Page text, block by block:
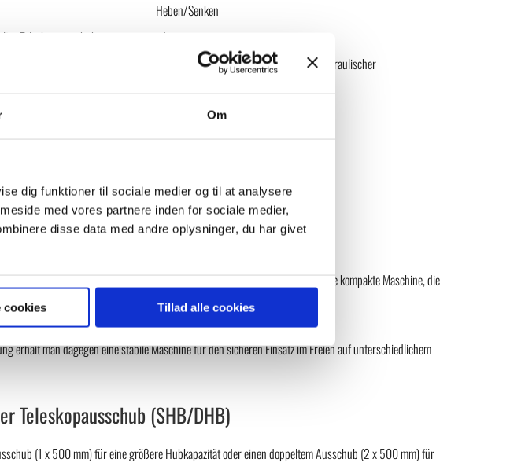
Om
dig funktioner til sociale medier og til at analysere
med vores partnere inden for sociale medier,
disse data med andre oplysninger, du har givet
cookies Tillad alle cookies
Teleskopausschub
gleichzeitig.
hydraulischen Funktion.
Heben/Senken
oder
(Hydraulic Sideshift) = Liftkopf mit hydraulischer
Seitenverschiebung
breite Bereifung (CL/TL)
schmalen als auch mit breiten Rädern erhältlich. Schmale Reifen ergeben eine kompakte Maschine, die
lässt und deshalb für Installationen im Inneren von Gebäuden ideal ist.
erhält man dagegen eine stabile Maschine für den sicheren Einsatz im Freien auf unterschiedlichem
Teleskopausschub (SHB/DHB)
(1 x 500 mm) für eine größere Hubkapazität oder einen doppeltem Ausschub (2 x 500 mm) für